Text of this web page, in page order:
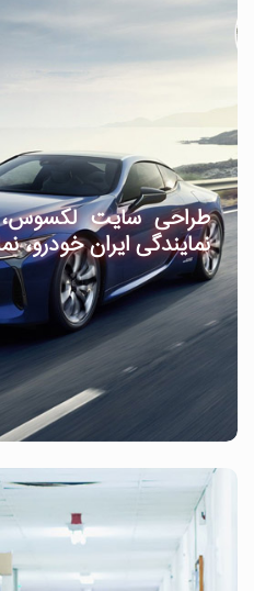
طراحی سایت لکسوس،
نمایندگی ایران خودرو،